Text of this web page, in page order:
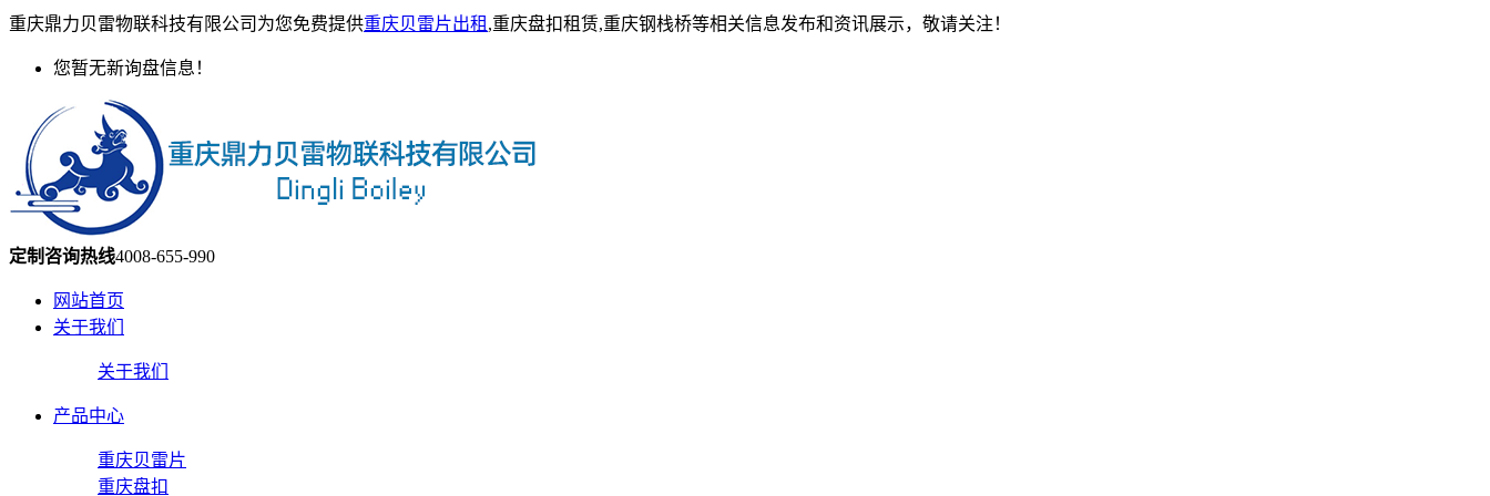
重庆鼎力贝雷物联科技有限公司为您免费提供重庆贝雷片出租 ,重庆盘扣租赁,重庆钢栈桥等相关信息发布和资讯展示，敬请关注！
您暂无新询盘信息！
定制咨询热线4008-655-990
网站首页
关于我们
关于我们
产品中心
重庆贝雷片
重庆盘扣